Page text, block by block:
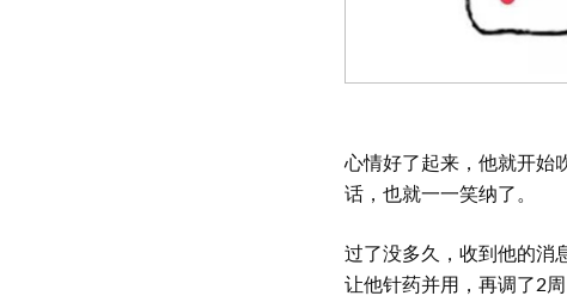
心情好了起来，他就开始
话，也就一一笑纳了。
过了没多久，收到他的消
让他针药并用，再调了2